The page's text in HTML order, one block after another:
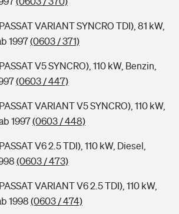
VARIANT SYNCRO TDI), 81 kW,
1997(0603 / 371)
V5 SYNCRO), 110 kW, Benzin,
(0603 / 447)
VARIANT V5 SYNCRO), 110 kW,
1997(0603 / 448)
V6 2.5 TDI), 110 kW, Diesel,
(0603 / 473)
VARIANT V6 2.5 TDI), 110 kW,
1998 (0603 / 474)